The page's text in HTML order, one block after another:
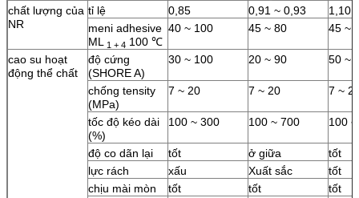
chất lượng của
NR
tỉ lệ 0,85 0,91 ~ 0,93
1,10
meni adhesive
ML
1 + 4 100 ℃
40 ~ 100 45 ~ 80 45 ~
cao su hoạt
động thể chất
độ cứng
(SHORE A)
30 ~ 100 20 ~ 90 50 ~
chống tensity
(MPa)
7 ~ 20 7 ~ 20 7 ~
tốc độ kéo dài
(%)
100 ~ 300 100 ~ 700 100
độ co dãn lại tốt ở giữa
tốt
lực rách
xấu Xuất sắc
tốt
chịu mài mòn
tốt tốt
tốt